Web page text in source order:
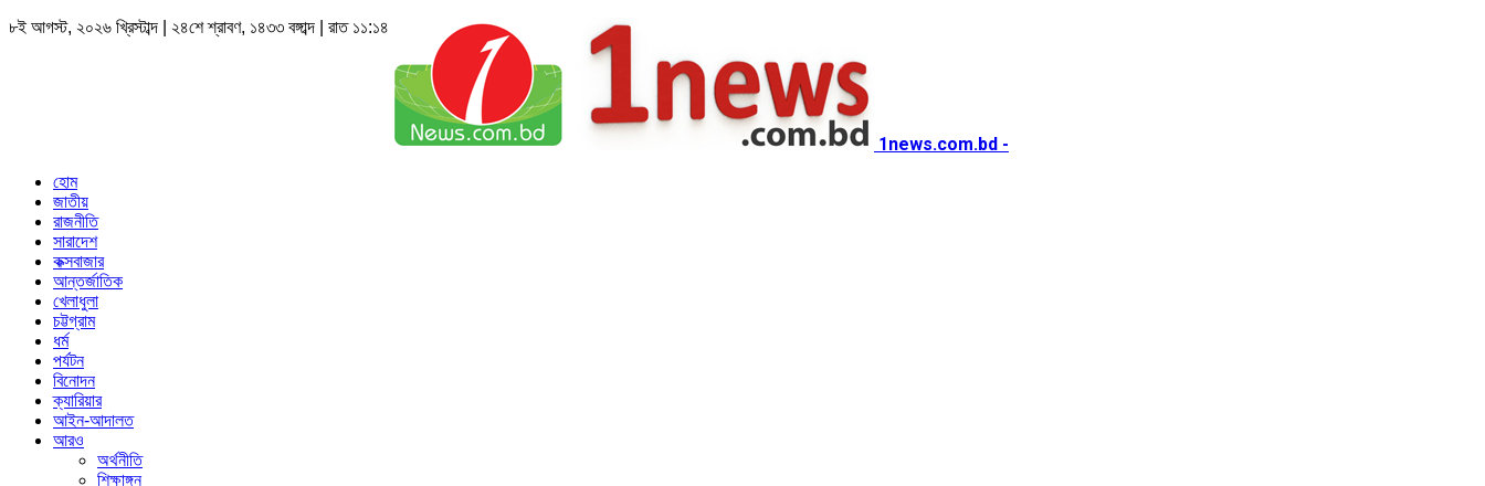
৮ই আগস্ট, ২০২৬ খ্রিস্টাব্দ | ২৪শে শ্রাবণ, ১৪৩৩ বঙ্গাব্দ | রাত ১১:১৪
1news.com.bd -
হোম
জাতীয়
রাজনীতি
সারাদেশ
কক্সবাজার
আন্তর্জাতিক
খেলাধুলা
চট্টগ্রাম
ধর্ম
পর্যটন
বিনোদন
ক্যারিয়ার
আইন-আদালত
আরও
অর্থনীতি
শিক্ষাঙ্গন